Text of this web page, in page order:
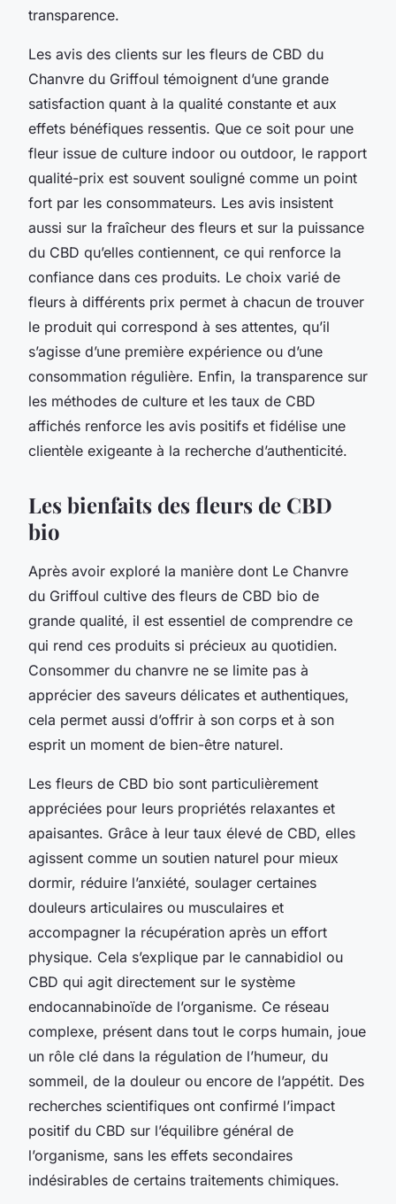
transparence.
Les avis des clients sur les fleurs de CBD du
Chanvre du Griffoul témoignent d’une grande
satisfaction quant à la qualité constante et aux
effets bénéfiques ressentis. Que ce soit pour une
fleur issue de culture indoor ou outdoor, le rapport
qualité-prix est souvent souligné comme un point
fort par les consommateurs. Les avis insistent
aussi sur la fraîcheur des fleurs et sur la puissance
du CBD qu’elles contiennent, ce qui renforce la
confiance dans ces produits. Le choix varié de
fleurs à différents prix permet à chacun de trouver
le produit qui correspond à ses attentes, qu’il
s’agisse d’une première expérience ou d’une
consommation régulière. Enfin, la transparence sur
les méthodes de culture et les taux de CBD
affichés renforce les avis positifs et fidélise une
clientèle exigeante à la recherche d’authenticité.
Les bienfaits des fleurs de CBD
bio
Après avoir exploré la manière dont Le Chanvre
du Griffoul cultive des fleurs de CBD bio de
grande qualité, il est essentiel de comprendre ce
qui rend ces produits si précieux au quotidien.
Consommer du chanvre ne se limite pas à
apprécier des saveurs délicates et authentiques,
cela permet aussi d’offrir à son corps et à son
esprit un moment de bien-être naturel.
Les fleurs de CBD bio sont particulièrement
appréciées pour leurs propriétés relaxantes et
apaisantes. Grâce à leur taux élevé de CBD, elles
agissent comme un soutien naturel pour mieux
dormir, réduire l’anxiété, soulager certaines
douleurs articulaires ou musculaires et
accompagner la récupération après un effort
physique. Cela s’explique par le cannabidiol ou
CBD qui agit directement sur le système
endocannabinoïde de l’organisme. Ce réseau
complexe, présent dans tout le corps humain, joue
un rôle clé dans la régulation de l’humeur, du
sommeil, de la douleur ou encore de l’appétit. Des
recherches scientifiques ont confirmé l’impact
positif du CBD sur l’équilibre général de
l’organisme, sans les effets secondaires
indésirables de certains traitements chimiques.